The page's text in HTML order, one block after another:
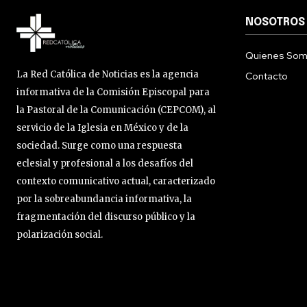
La Red Católica de Noticias es la agencia
informativa de la Comisión Episcopal para
la Pastoral de la Comunicación (CEPCOM), al
servicio de la Iglesia en México y de la
sociedad. Surge como una respuesta
eclesial y profesional a los desafíos del
contexto comunicativo actual, caracterizado
por la sobreabundancia informativa, la
fragmentación del discurso público y la
polarización social.
NOSOTROS
Quienes
Contacto